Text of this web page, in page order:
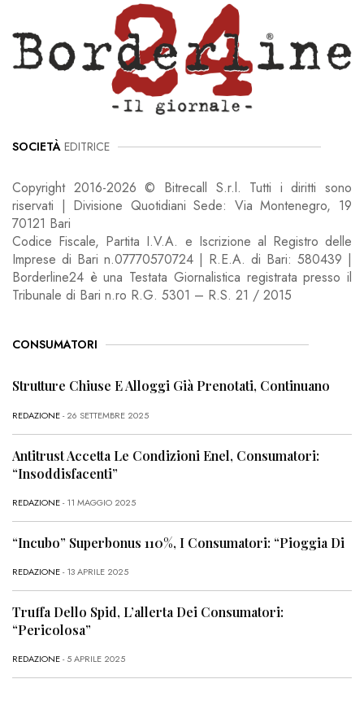
SOCIETÀ EDITRICE
Copyright 2016-2026 © Bitrecall S.r.l. Tutti i diritti sono
riservati | Divisione Quotidiani Sede: Via Montenegro, 19
70121 Bari
Codice Fiscale, Partita I.V.A. e Iscrizione al Registro delle
Imprese di Bari n.07770570724 | R.E.A. di Bari: 580439 |
Borderline24 è una Testata Giornalistica registrata presso il
Tribunale di Bari n.ro R.G. 5301 – R.S. 21 / 2015
CONSUMATORI
Strutture Chiuse E Alloggi Già Prenotati, Continuano
REDAZIONE- 26 SETTEMBRE 2025
Antitrust Accetta Le Condizioni Enel, Consumatori:
“Insoddisfacenti”
REDAZIONE- 11 MAGGIO 2025
“Incubo” Superbonus 110%, I Consumatori: “Pioggia Di
REDAZIONE- 13 APRILE 2025
Truffa Dello Spid, L’allerta Dei Consumatori:
“Pericolosa”
REDAZIONE- 5 APRILE 2025